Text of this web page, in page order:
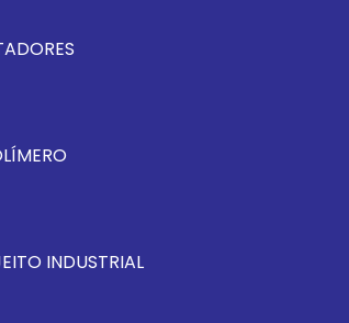
INDUSTRIAL